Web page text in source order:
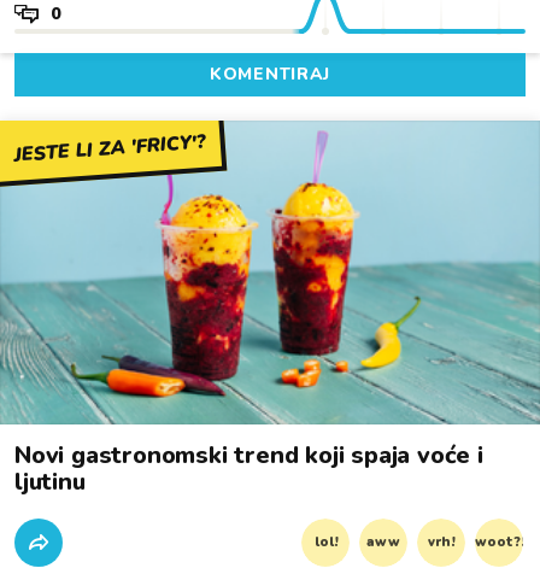
0
KOMENTIRAJ
JESTE LI ZA 'FRICY'?
Novi gastronomski trend koji spaja voće i
ljutinu
lol! aww vrh! woot?!